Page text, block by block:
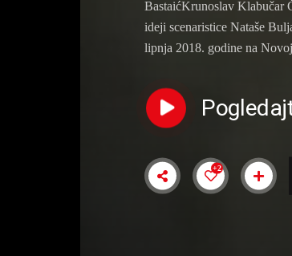
BastaićKrunoslav Klabučar
ideji scenaristice Nataše
lipnja 2018. godine na
+2